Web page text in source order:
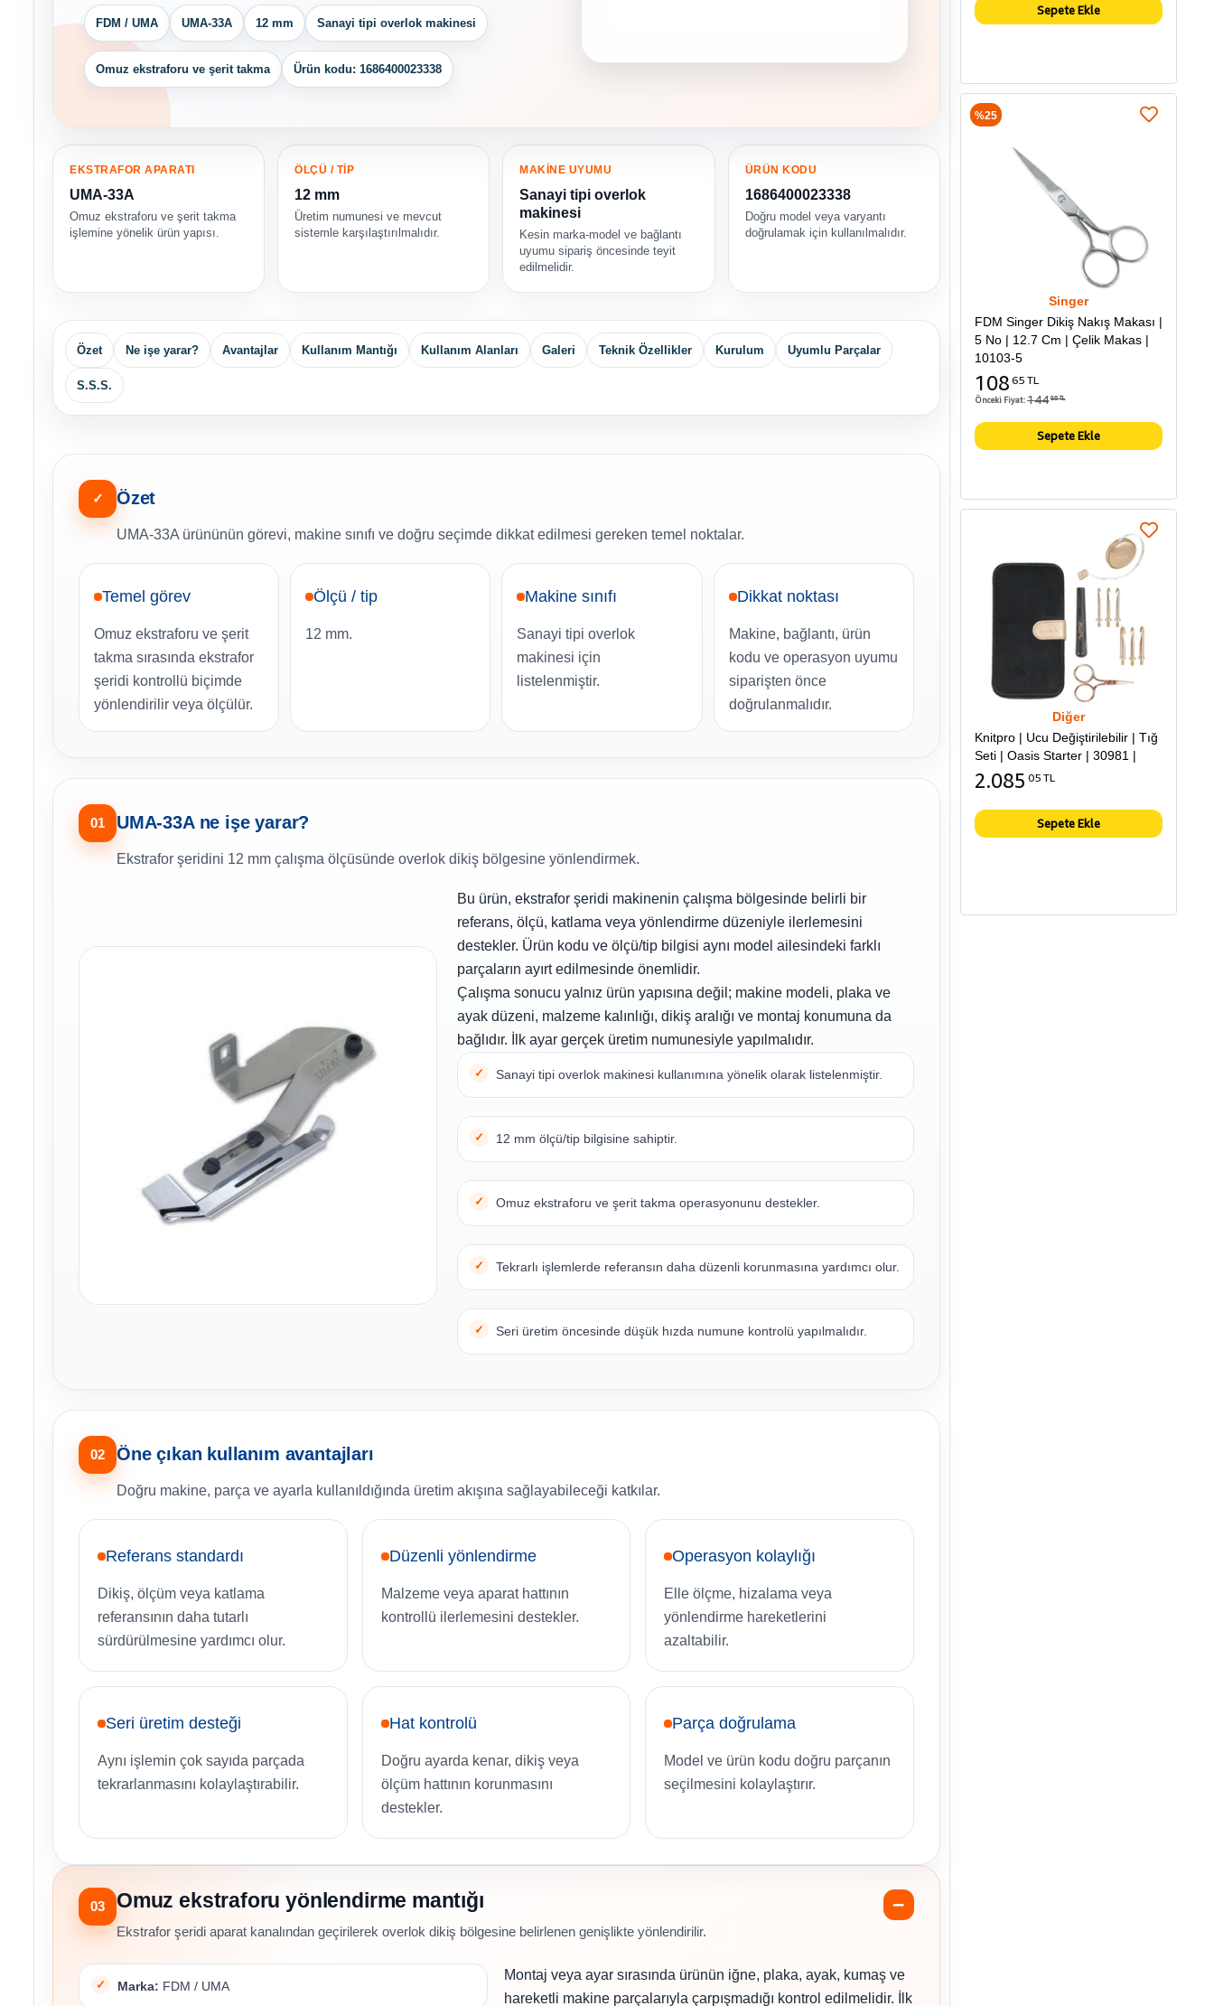
FDM / UMA UMA-33A 12 mm Sanayi tipi overlok makinesi
Omuz ekstraforu ve şerit takma Ürün kodu: 1686400023338
EKSTRAFOR APARATI
UMA-33A
Omuz ekstraforu ve şerit takma
işlemine yönelik ürün yapısı.
ÖLÇÜ / TİP
12 mm
Üretim numunesi ve mevcut
sistemle karşılaştırılmalıdır.
MAKİNE UYUMU
Sanayi tipi overlok
makinesi
Kesin marka-model ve bağlantı
uyumu sipariş öncesinde teyit
edilmelidir.
ÜRÜN KODU
1686400023338
Doğru model veya varyantı
doğrulamak için kullanılmalıdır.
Özet Ne işe yarar? Avantajlar Kullanım Mantığı Kullanım Alanları Galeri Teknik Özellikler Kurulum Uyumlu Parçalar
S.S.S.
✓ Özet
UMA-33A ürününün görevi, makine sınıfı ve doğru seçimde dikkat edilmesi gereken temel noktalar.
Temel görev
Omuz ekstraforu ve şerit
takma sırasında ekstrafor
şeridi kontrollü biçimde
yönlendirilir veya ölçülür.
Ölçü / tip
12 mm.
Makine sınıfı
Sanayi tipi overlok
makinesi için
listelenmiştir.
Dikkat noktası
Makine, bağlantı, ürün
kodu ve operasyon uyumu
siparişten önce
doğrulanmalıdır.
01 UMA-33A ne işe yarar?
Ekstrafor şeridini 12 mm çalışma ölçüsünde overlok dikiş bölgesine yönlendirmek.
Bu ürün, ekstrafor şeridi makinenin çalışma bölgesinde belirli bir
referans, ölçü, katlama veya yönlendirme düzeniyle ilerlemesini
destekler. Ürün kodu ve ölçü/tip bilgisi aynı model ailesindeki farklı
parçaların ayırt edilmesinde önemlidir.
Çalışma sonucu yalnız ürün yapısına değil; makine modeli, plaka ve
ayak düzeni, malzeme kalınlığı, dikiş aralığı ve montaj konumuna da
bağlıdır. İlk ayar gerçek üretim numunesiyle yapılmalıdır.
Sanayi tipi overlok makinesi kullanımına yönelik olarak listelenmiştir.
12 mm ölçü/tip bilgisine sahiptir.
Omuz ekstraforu ve şerit takma operasyonunu destekler.
Tekrarlı işlemlerde referansın daha düzenli korunmasına yardımcı olur.
Seri üretim öncesinde düşük hızda numune kontrolü yapılmalıdır.
02 Öne çıkan kullanım avantajları
Doğru makine, parça ve ayarla kullanıldığında üretim akışına sağlayabileceği katkılar.
Referans standardı
Dikiş, ölçüm veya katlama
referansının daha tutarlı
sürdürülmesine yardımcı olur.
Düzenli yönlendirme
Malzeme veya aparat hattının
kontrollü ilerlemesini destekler.
Operasyon kolaylığı
Elle ölçme, hizalama veya
yönlendirme hareketlerini
azaltabilir.
Seri üretim desteği
Aynı işlemin çok sayıda parçada
tekrarlanmasını kolaylaştırabilir.
Hat kontrolü
Doğru ayarda kenar, dikiş veya
ölçüm hattının korunmasını
destekler.
Parça doğrulama
Model ve ürün kodu doğru parçanın
seçilmesini kolaylaştırır.
03 Omuz ekstraforu yönlendirme mantığı
Ekstrafor şeridi aparat kanalından geçirilerek overlok dikiş bölgesine belirlenen genişlikte yönlendirilir.
Marka: FDM / UMA
Montaj veya ayar sırasında ürünün iğne, plaka, ayak, kumaş ve
hareketli makine parçalarıyla çarpışmadığı kontrol edilmelidir. İlk
Sepete Ekle
Singer
FDM Singer Dikiş Nakış Makası |
5 No | 12.7 Cm | Çelik Makas |
10103-5
108 65 TL
Önceki Fiyat:144 86 TL
Sepete Ekle
%25
Diğer
Knitpro | Ucu Değiştirilebilir | Tığ
Seti | Oasis Starter | 30981 |
2.085 05 TL
Sepete Ekle